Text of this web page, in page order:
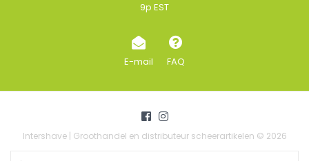
9p EST
E-mail FAQ
Intershave | Groothandel en distributeur scheerartikelen © 2026